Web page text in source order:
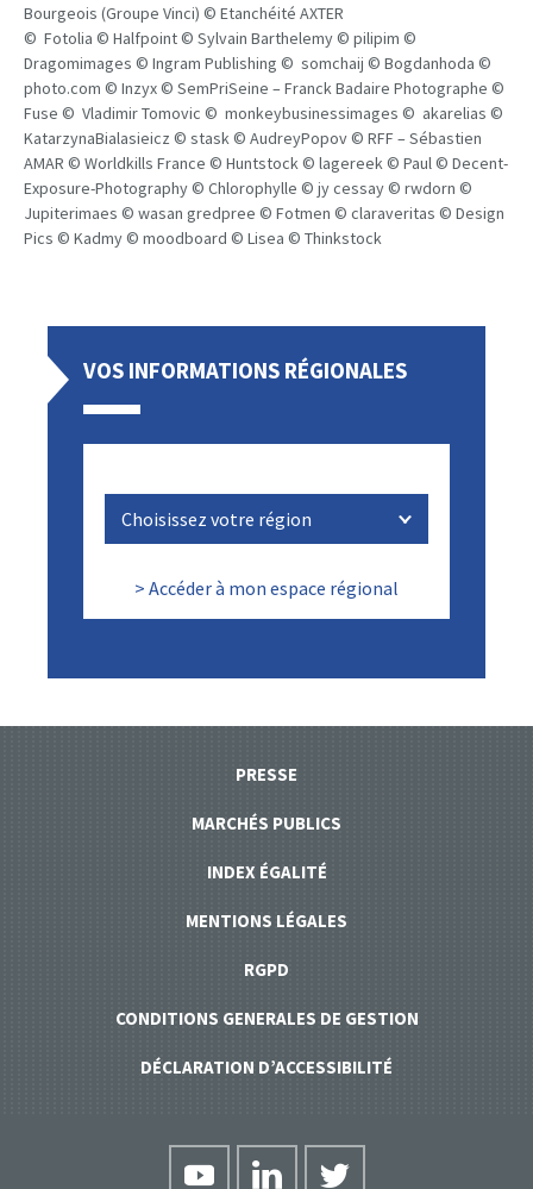
Bourgeois (Groupe Vinci) © Etanchéité AXTER
© Fotolia © Halfpoint © Sylvain Barthelemy © pilipim ©
Dragomimages © Ingram Publishing © somchaij © Bogdanhoda ©
photo.com © Inzyx © SemPriSeine – Franck Badaire Photographe ©
Fuse © Vladimir Tomovic © monkeybusinessimages © akarelias ©
KatarzynaBialasieicz © stask © AudreyPopov © RFF – Sébastien
AMAR © Worldkills France © Huntstock © lagereek © Paul © Decent-
Exposure-Photography © Chlorophylle © jy cessay © rwdorn ©
Jupiterimaes © wasan gredpree © Fotmen © claraveritas © Design
Pics © Kadmy © moodboard © Lisea © Thinkstock
VOS INFORMATIONS RÉGIONALES
> Accéder à mon espace régional
PRESSE
MARCHÉS PUBLICS
INDEX ÉGALITÉ
MENTIONS LÉGALES
RGPD
CONDITIONS GENERALES DE GESTION
DÉCLARATION D’ACCESSIBILITÉ